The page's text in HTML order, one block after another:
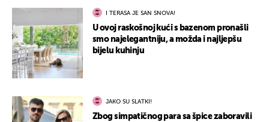
I TERASA JE SAN SNOVA!
U ovoj raskošnoj kući s bazenom pronašli
smo najelegantniju, a možda i najljepšu
bijelu kuhinju
JAKO SU SLATKI!
Zbog simpatičnog para sa špice zaboravili